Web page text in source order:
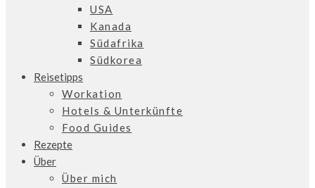
USA
Kanada
Südafrika
Südkorea
Reisetipps
Workation
Hotels & Unterkünfte
Food Guides
Rezepte
Über
Über mich